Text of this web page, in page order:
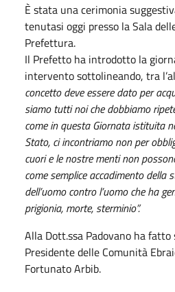
È stata una cerimonia
tenutasi oggi presso la Sala
Prefettura.
Il Prefetto ha introdotto la
intervento sottolineando, tra
concetto deve essere dato per
siamo tutti noi che dobbiamo
come in questa Giornata istituita
Stato, ci incontriamo non per
cuori e le nostre menti non
come semplice accadimento della
dell’uomo contro l’uomo che ha
prigionia, morte, sterminio”.
Alla Dott.ssa Padovano ha
Presidente delle Comunità
Fortunato Arbib.